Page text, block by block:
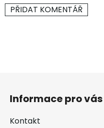
PŘIDAT KOMENTÁŘ
Informace pro vás
Kontakt